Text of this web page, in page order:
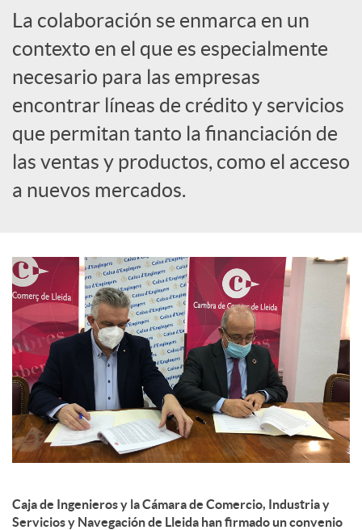
o
c
i
a
e
s
La colaboración se enmarca en un
contexto en el que es especialmente
necesario para las empresas
encontrar líneas de crédito y servicios
que permitan tanto la financiación de
las ventas y productos, como el acceso
a nuevos mercados.
Caja de Ingenieros y la Cámara de Comercio, Industria y
Servicios y Navegación de Lleida han firmado un convenio